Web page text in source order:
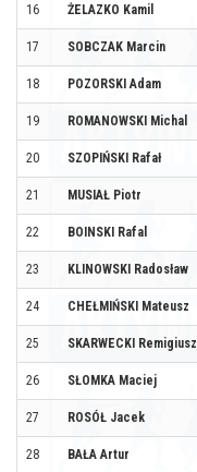
16 ŻELAZKO Kamil
17 SOBCZAK Marcin
18 POZORSKI Adam
19 ROMANOWSKI Michal
20 SZOPIŃSKI Rafał
21 MUSIAŁ Piotr
22 BOINSKI Rafal
23 KLINOWSKI Radosław
24 CHEŁMIŃSKI Mateusz
25 SKARWECKI Remigiusz
26 SŁOMKA Maciej
27 ROSÓŁ Jacek
28 BAŁA Artur